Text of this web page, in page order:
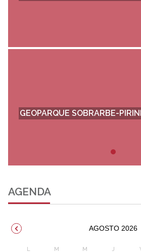
GEOPARQUE SOBRARBE-
AGENDA
AGOSTO 2026